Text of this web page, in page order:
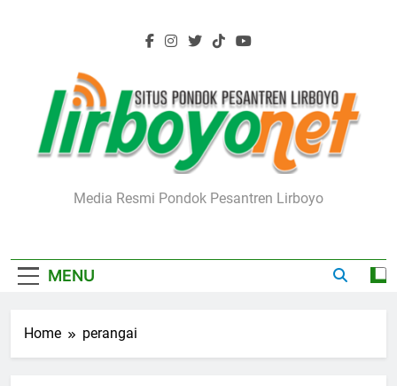
Lirboyo.net
Media Resmi Pondok Pesantren Lirboyo
MENU
Home perangai